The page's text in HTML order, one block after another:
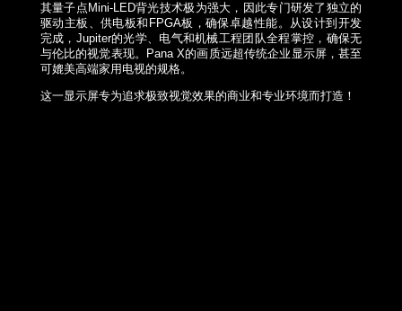
其量子点Mini-LED背光技术极为强大，因此专门研发了独立的
驱动主板、供电板和FPGA板，确保卓越性能。从设计到开发
完成，Jupiter的光学、电气和机械工程团队全程掌控，确保无
与伦比的视觉表现。Pana X的画质远超传统企业显示屏，甚至
可媲美高端家用电视的规格。
这一显示屏专为追求极致视觉效果的商业和专业环境而打造！